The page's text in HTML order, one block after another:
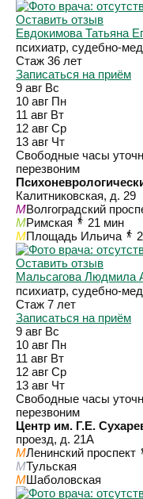
Оставить отзыв
Евдокимова Татьяна
психиатр, судебно-
Стаж 36 лет
Записаться на приём
9 авг Вс
10 авг Пн
11 авг Вт
12 авг Ср
13 авг Чт
Свободные часы
перезвоним
Калитниковская, д. 29
MВолгоградский
MРимская
21 мин
MПлощадь Ильича
Оставить отзыв
Мальсагова Людмила
психиатр, судебно-
Стаж 7 лет
Записаться на приём
9 авг Вс
10 авг Пн
11 авг Вт
12 авг Ср
13 авг Чт
Свободные часы
перезвоним
Центр им. Г.Е.
проезд, д. 21А
MЛенинский проспект
MТульская
MШаболовская